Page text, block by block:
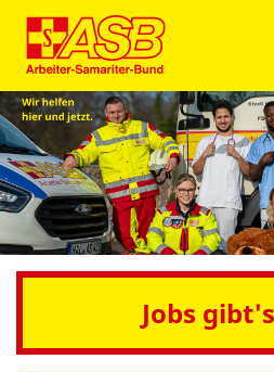
Jobs